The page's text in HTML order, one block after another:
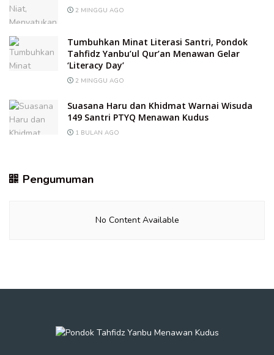
2 MINGGU AGO
Tumbuhkan Minat Literasi Santri, Pondok
Tahfidz Yanbu’ul Qur’an Menawan Gelar
‘Literacy Day’
2 MINGGU AGO
Suasana Haru dan Khidmat Warnai Wisuda
149 Santri PTYQ Menawan Kudus
1 BULAN AGO
Pengumuman
No Content Available